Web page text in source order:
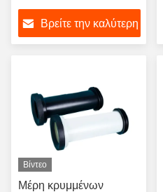
πλευρική είσοδο
Βρείτε την καλύτερη
Βίντεο
Μέρη κρυμμένων